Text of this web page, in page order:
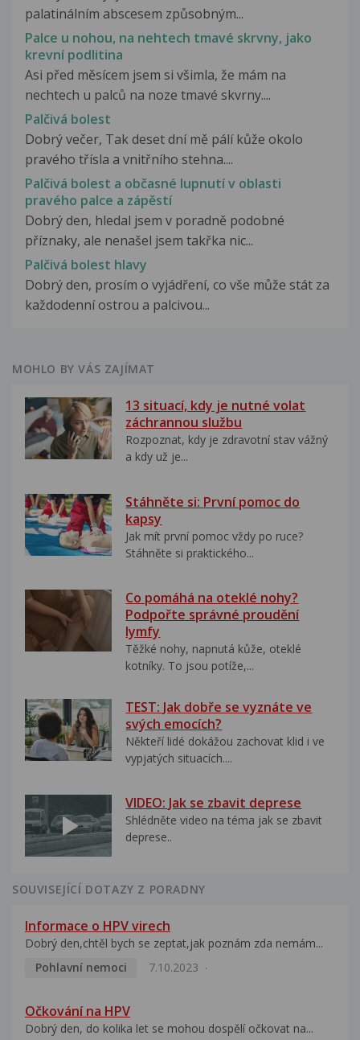
palatinálním abscesem způsobným...
Palce u nohou, na nehtech tmavé skrvny, jako
krevní podlitina
Asi před měsícem jsem si všimla, že mám na
nechtech u palců na noze tmavé skvrny....
Palčivá bolest
Dobrý večer, Tak deset dní mě pálí kůže okolo
pravého třísla a vnitřního stehna....
Palčivá bolest a občasné lupnutí v oblasti
pravého palce a zápěstí
Dobrý den, hledal jsem v poradně podobné
příznaky, ale nenašel jsem takřka nic...
Palčivá bolest hlavy
Dobrý den, prosím o vyjádření, co vše může stát za
každodenní ostrou a palcivou...
MOHLO BY VÁS ZAJÍMAT
13 situací, kdy je nutné volat
záchrannou službu
Rozpoznat, kdy je zdravotní stav vážný
a kdy už je...
Stáhněte si: První pomoc do
kapsy
Jak mít první pomoc vždy po ruce?
Stáhněte si praktického...
Co pomáhá na oteklé nohy?
Podpořte správné proudění
lymfy
Těžké nohy, napnutá kůže, oteklé
kotníky. To jsou potíže,...
TEST: Jak dobře se vyznáte ve
svých emocích?
Někteří lidé dokážou zachovat klid i ve
vypjatých situacích....
VIDEO: Jak se zbavit deprese
Shlédněte video na téma jak se zbavit
deprese..
SOUVISEJÍCÍ DOTAZY Z PORADNY
Informace o HPV virech
Dobrý den,chtěl bych se zeptat,jak poznám zda nemám...
Pohlavní nemoci
7.10.2023
Očkování na HPV
Dobrý den, do kolika let se mohou dospělí očkovat na...